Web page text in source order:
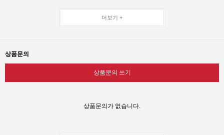
더보기 +
상품문의
상품문의 쓰기
상품문의가 없습니다.